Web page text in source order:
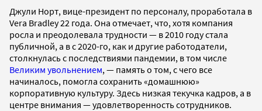
Джули Норт, вице-президент по персоналу, проработала в
Vera Bradley 22 года. Она отмечает, что, хотя компания
росла и преодолевала трудности — в 2010 году стала
публичной, а в с 2020-го, как и другие работодатели,
столкнулась с последствиями пандемии, в том числе
Великим увольнением, — память о том, с чего все
начиналось, помогла сохранить «домашнюю»
корпоративную культуру. Здесь низкая текучка кадров, а в
центре внимания — удовлетворенность сотрудников.